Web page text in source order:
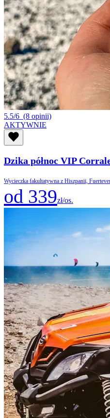
5.5/6 (8 opinii)
AKTYWNIE
Dzika północ VIP
Wycieczka fakultatywna z Hiszpanii,
od 339zł/os.